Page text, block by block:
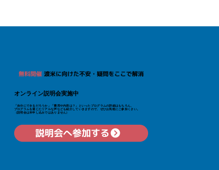
無料開催渡米に向けた不安・疑問をここで解消
オンライン説明会実施中
「自分にできるだろうか」「費用や内容は？」といった​プログラムの詳細はもちろん、
プログラムを通じたリアルな声なども紹介していきますので、ぜひお気軽にご参加くさい。
（説明会は本申し込みではありません）
説明会へ参加する